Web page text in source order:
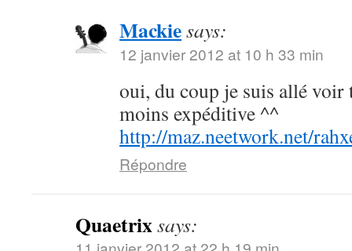
Mackiesays:
12 janvier 2012 at 10 h 33 min
oui, du coup je suis allé
moins expéditive ^^
http://maz.neetwork.net/
Répondre
Quaetrixsays: